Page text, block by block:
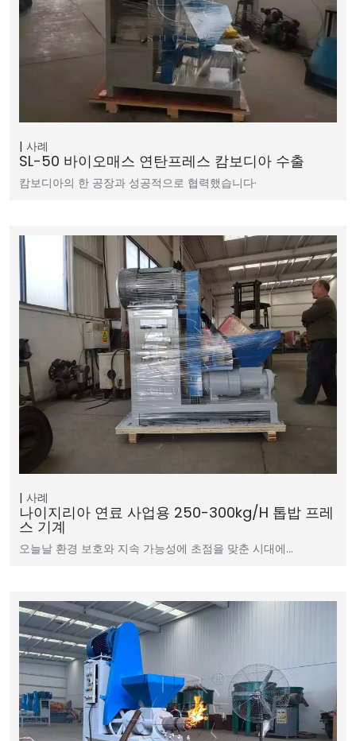
사례
SL-50 바이오매스 연탄프레스 캄보디아 수출
캄보디아의 한 공장과 성공적으로 협력했습니다·
사례
나이지리아 연료 사업용 250-300kg/h 톱밥 프레
스 기계
오늘날 환경 보호와 지속 가능성에 초점을 맞춘 시대에…